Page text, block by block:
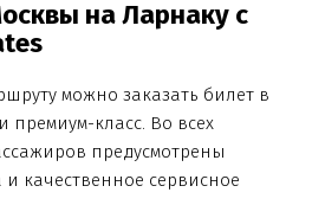
на Ларнаку с
можно заказать билет в
премиум-класс. Во всех
предусмотрены
качественное сервисное